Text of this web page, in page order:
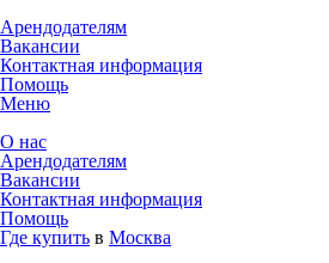
Арендодателям
Вакансии
Контактная информация
Помощь
Меню
О нас
Арендодателям
Вакансии
Контактная информация
Помощь
Где купить в Москва